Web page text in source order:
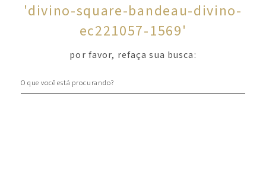
'divino-square-bandeau-divino-
ec221057-1569'
por favor, refaça sua busca: